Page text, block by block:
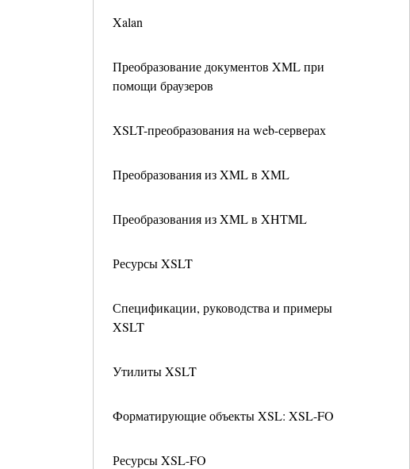
Xalan
Преобразование документов XML при
помощи браузеров
XSLT-преобразования на web-серверах
Преобразования из XML в XML
Преобразования из XML в XHTML
Ресурсы XSLT
Спецификации, руководства и примеры
XSLT
Утилиты XSLT
Форматирующие объекты XSL: XSL-FO
Ресурсы XSL-FO